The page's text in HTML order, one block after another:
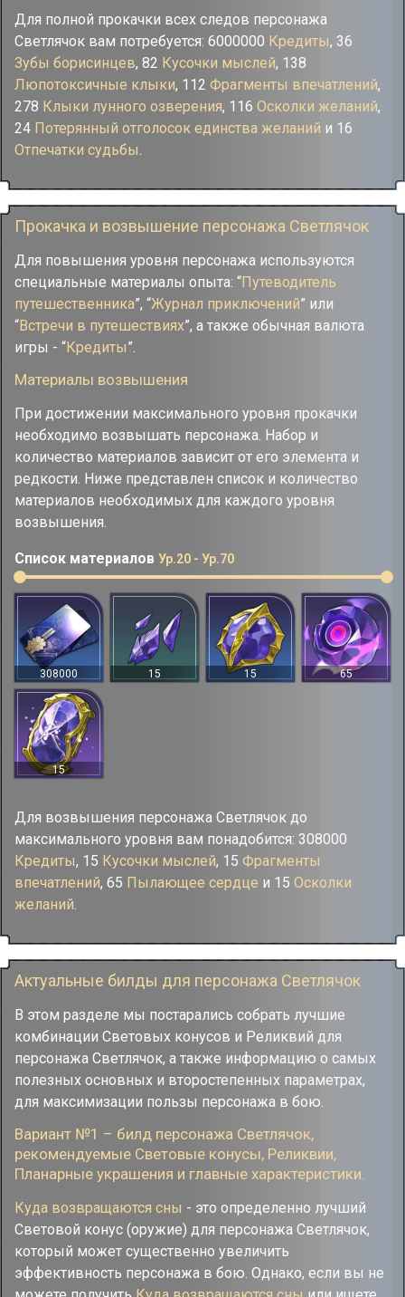
Для полной прокачки всех следов персонажа
Светлячок вам потребуется: 6000000 Кредиты, 36
Зубы борисинцев, 82 Кусочки мыслей, 138
Люпотоксичные клыки, 112 Фрагменты впечатлений,
278 Клыки лунного озверения, 116 Осколки желаний,
24 Потерянный отголосок единства желаний и 16
Отпечатки судьбы.
Прокачка и возвышение персонажа Светлячок
Для повышения уровня персонажа используются
специальные материалы опыта: “Путеводитель
путешественника”, “Журнал приключений” или
“Встречи в путешествиях”, а также обычная валюта
игры - “Кредиты”.
Материалы возвышения
При достижении максимального уровня прокачки
необходимо возвышать персонажа. Набор и
количество материалов зависит от его элемента и
редкости. Ниже представлен список и количество
материалов необходимых для каждого уровня
возвышения.
Список материалов Ур.20 - Ур.70
308000 15 15 65
15
Для возвышения персонажа Светлячок до
максимального уровня вам понадобится: 308000
Кредиты, 15 Кусочки мыслей, 15 Фрагменты
впечатлений, 65 Пылающее сердце и 15 Осколки
желаний.
Актуальные билды для персонажа Светлячок
В этом разделе мы постарались собрать лучшие
комбинации Световых конусов и Реликвий для
персонажа Светлячок, а также информацию о самых
полезных основных и второстепенных параметрах,
для максимизации пользы персонажа в бою.
Вариант №1 – билд персонажа Светлячок,
рекомендуемые Cветовые конусы, Реликвии,
Планарные украшения и главные характеристики.
Куда возвращаются сны - это определенно лучший
Световой конус (оружие) для персонажа Светлячок,
который может существенно увеличить
эффективность персонажа в бою. Однако, если вы не